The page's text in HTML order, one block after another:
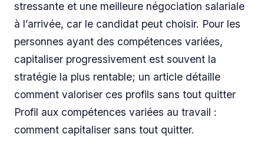
stressante et une meilleure négociation salariale
à l’arrivée, car le candidat peut choisir. Pour les
personnes ayant des compétences variées,
capitaliser progressivement est souvent la
stratégie la plus rentable; un article détaille
comment valoriser ces profils sans tout quitter
Profil aux compétences variées au travail :
comment capitaliser sans tout quitter.